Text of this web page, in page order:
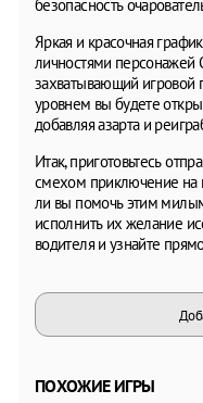
безопасность
Яркая и красочная
личностями персонажей
захватывающий
уровнем вы будете
добавляя азарта и
Итак, приготовьтесь
смехом приключение на
ли вы помочь этим
исполнить их желание
водителя и узнайте
ПОХОЖИЕ ИГРЫ